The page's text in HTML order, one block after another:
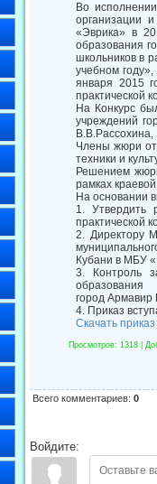
Во
организации
«Эврика» в
образования
школьников в
учебном
января 2015
практической
На Конкурс
учреждений
Члены жюри
техники и
Решением
рамках
На основании
1. Утвердить
практической
2. Директору
Кубани в МБУ
3. Контроль
образования
город Армавир
4. Приказ
Скачать
Просмотров: 1318 |
Всего комментариев: 0
Войдите: